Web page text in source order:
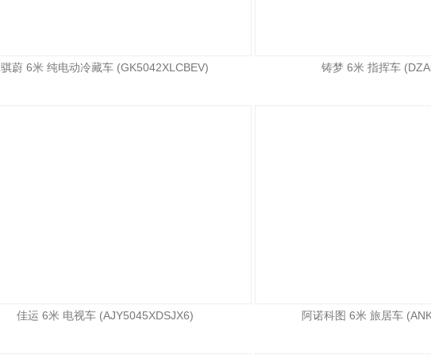
骐蔚 6米 纯电动冷藏车 (GK5042XLCBEV) 铸梦 6米 指挥车
佳运 6米 电视车 (AJY5045XDSJX6) 阿诺科图 6米 旅居车